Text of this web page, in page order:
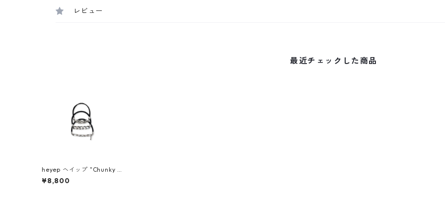
レビュー
最近チェックした商品
heyep ヘイップ "Chunky C
hain Hair Ties (3-piece)"
hp04926
¥8,800